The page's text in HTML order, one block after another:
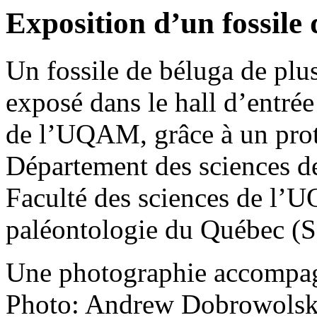
Exposition d’un
Un fossile de béluga de
exposé dans le hall
de l’UQAM, grâce à un
Département des sciences
Faculté des sciences de
paléontologie du Québec
Une photographie
Photo: Andrew